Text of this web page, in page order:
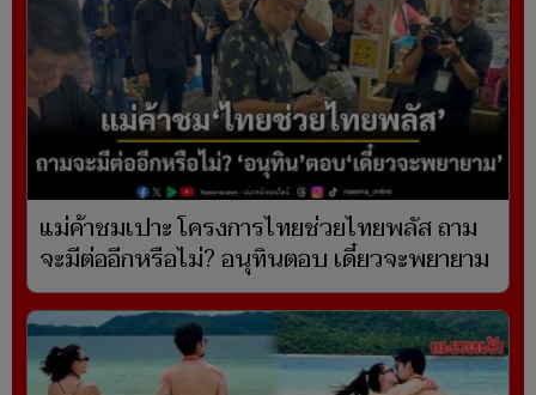
แม่ค้าชมเปาะ โครงการไทยช่วยไทยพลัส ถาม
จะมีต่ออีกหรือไม่? อนุทินตอบ เดี๋ยวจะพยายาม